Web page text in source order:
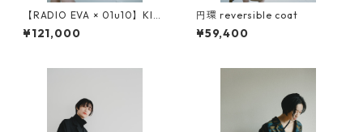
【RADIO EVA × 01u10】KIM
ONO over coat（digital ca
mouflage）
¥121,000
円環 reversible coat
¥59,400